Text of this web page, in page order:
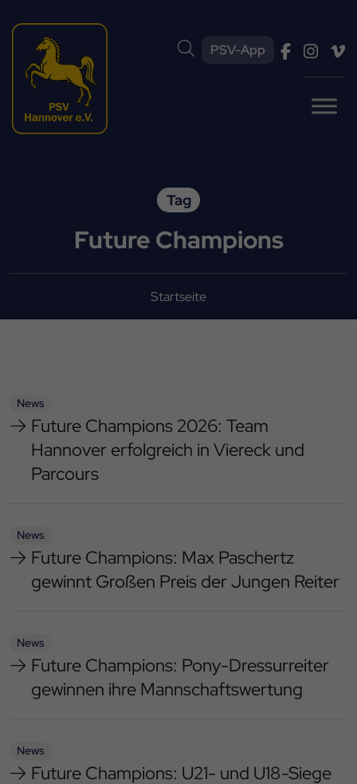
PSV-App
Tag
Future Champions
Startseite
News
Future Champions 2026: Team
Hannover erfolgreich in Viereck und
Parcours
News
Future Champions: Max Paschertz
gewinnt Großen Preis der Jungen Reiter
News
Future Champions: Pony-Dressurreiter
gewinnen ihre Mannschaftswertung
News
Future Champions: U21- und U18-Siege